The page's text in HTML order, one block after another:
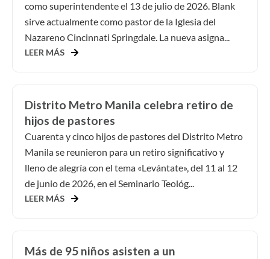
como superintendente el 13 de julio de 2026. Blank
sirve actualmente como pastor de la Iglesia del
Nazareno Cincinnati Springdale. La nueva asigna...
LEER MÁS
Distrito Metro Manila celebra retiro de
hijos de pastores
Cuarenta y cinco hijos de pastores del Distrito Metro
Manila se reunieron para un retiro significativo y
lleno de alegría con el tema «Levántate», del 11 al 12
de junio de 2026, en el Seminario Teológ...
LEER MÁS
Más de 95 niños asisten a un